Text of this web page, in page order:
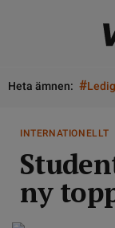
Heta ämnen: #
INTERNATIONELLT
ny